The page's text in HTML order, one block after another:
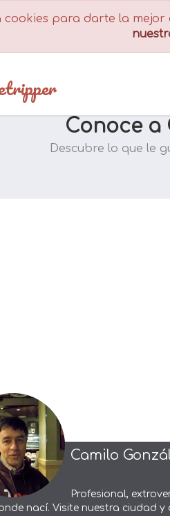
cookies para darte la
Conoce a
Descubre lo que le
Camilo
Profesional,
nací. Visite nuestra ciudad